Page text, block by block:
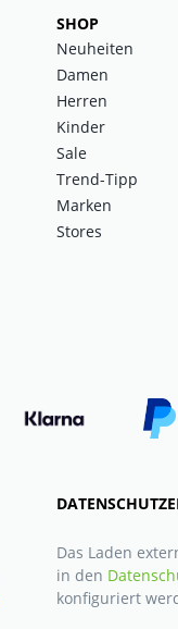
SHOP
Neuheiten
Damen
Herren
Kinder
Sale
Trend-Tipp
Marken
Stores
Das Laden
in den
konfiguriert